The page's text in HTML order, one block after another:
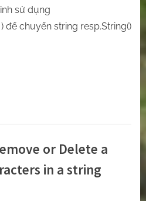
sử dụng
để chuyển string resp.String()
or Delete a
in a string